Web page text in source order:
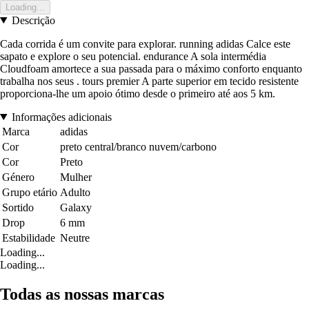
Loading...
Descrição
Cada corrida é um convite para explorar. running adidas Calce este
sapato e explore o seu potencial. endurance A sola intermédia
Cloudfoam amortece a sua passada para o máximo conforto enquanto
trabalha nos seus . tours premier A parte superior em tecido resistente
proporciona-lhe um apoio ótimo desde o primeiro até aos 5 km.
Informações adicionais
Marca
adidas
Cor
preto central/branco nuvem/carbono
Cor
Preto
Género
Mulher
Grupo etário Adulto
Sortido
Galaxy
Drop
6 mm
Estabilidade Neutre
Loading...
Loading...
Todas as nossas marcas